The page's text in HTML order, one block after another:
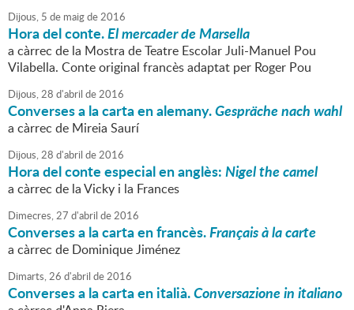
Dijous, 5 de maigde2016
Hora del conte.El mercader de Marsella
a càrrec de la Mostra de Teatre Escolar Juli-Manuel Pou
Vilabella. Conte original francès adaptat per Roger Pou
Dijous,28 d'abril de2016
Converses a la carta en alemany.Gespräche nach wahl
a càrrec de Mireia Saurí
Dijous,28 d'abril de2016
Hora del conte especial en anglès:Nigel the camel
a càrrec de la Vicky i la Frances
Dimecres,27 d'abril de2016
Converses a la carta en francès.Français à la carte
a càrrec de Dominique Jiménez
Dimarts,26 d'abril de2016
Converses a la carta en italià.Conversazione in italiano